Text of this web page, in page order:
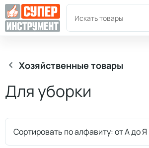
Пн-Пт: 9:00-18:00
Хозяйственные товары
Для уборки
Сортировать по алфавиту: от А до Я